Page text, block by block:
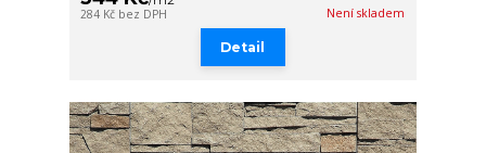
284 Kč bez DPH Není skladem
Detail